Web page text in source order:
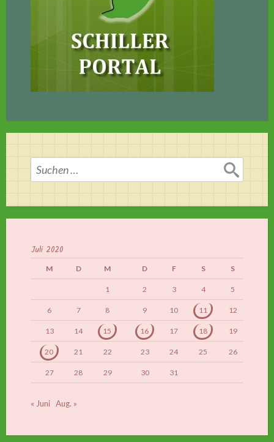
Suchen
nach:
Juli 2020
M D M D F S S
1 2 3 4 5
6 7 8 9 10 11 12
13 14 15 16 17 18 19
20 21 22 23 24 25 26
27 28 29 30 31
« Juni Aug. »